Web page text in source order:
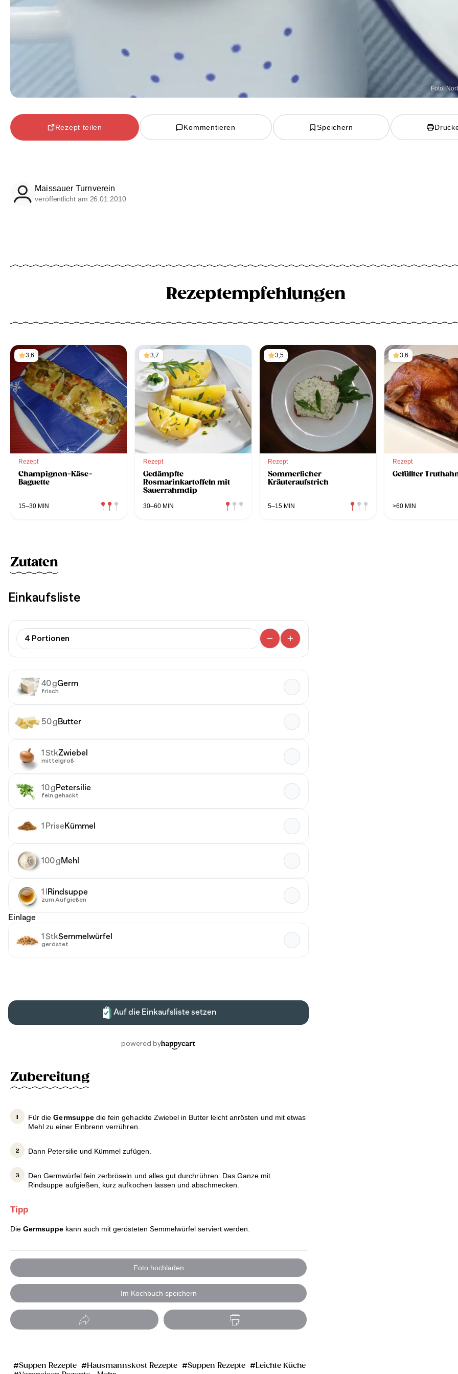
Foto:
Rezept teilen Kommentieren Speichern
Maissauer Turnverein
veröffentlicht am 26.01.2010
Rezeptempfehlungen
3,6
Rezept
Champignon-Käse-
Baguette
15–30 MIN
3,7
Rezept
Gedämpfte
Rosmarinkartoffeln mit
Sauerrahmdip
30–60 MIN
3,5
Rezept
Sommerlicher
Kräuteraufstrich
5–15 MIN
3,6
Rezept
Gefüllter
>60 MIN
Zutaten
Zubereitung
Für dieGermsuppe die fein gehackte Zwiebel in Butter leicht anrösten und mit etwas
Mehl zu einer Einbrenn verrühren.
Dann Petersilie und Kümmel zufügen.
Den Germwürfel fein zerbröseln und alles gut durchrühren. Das Ganze mit
Rindsuppe aufgießen, kurz aufkochen lassen und abschmecken.
Tipp
Die Germsuppe kann auch mit gerösteten Semmelwürfel serviert werden.
Foto hochladen
Im Kochbuch speichern
Suppen Rezepte Hausmannskost Rezepte Suppen Rezepte
Leichte Küche